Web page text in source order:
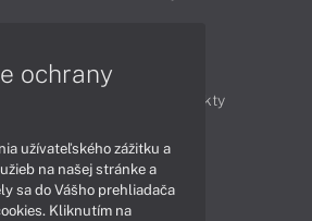
Články
Produkty
Obsah
ochrany
užívateľského zážitku a
na našej stránke a
sa do Vášho prehliadača
Kliknutím na